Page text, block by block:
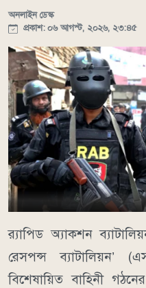
অনলাইন ডেস্ক
প্রকাশ: ০৬ আগস্ট, ২০২৬, ২৩:৪৫
র‌্যাপিড অ্যাকশন
রেসপন্স ব্যাটালিয়ন’
বিশেষায়িত বাহিনী